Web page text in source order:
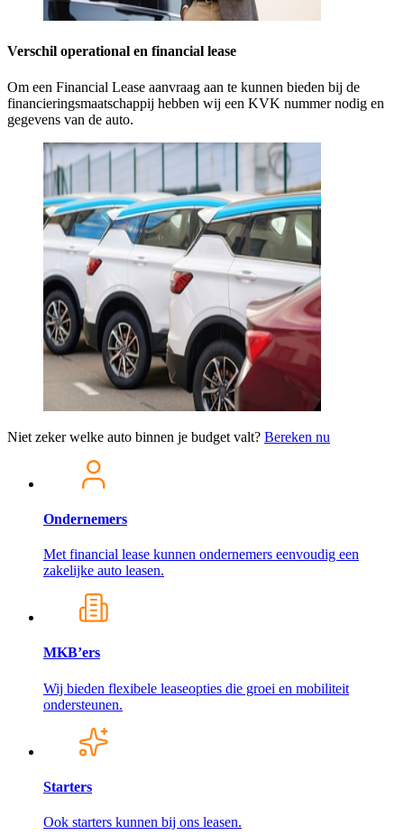
Verschil operational en financial lease
Om een Financial Lease aanvraag aan te kunnen bieden bij de
financieringsmaatschappij hebben wij een KVK nummer nodig en
gegevens van de auto.
Niet zeker welke auto binnen je budget valt? Bereken nu
Ondernemers
Met financial lease kunnen ondernemers eenvoudig een
zakelijke auto leasen.
MKB’ers
Wij bieden flexibele leaseopties die groei en mobiliteit
ondersteunen.
Starters
Ook starters kunnen bij ons leasen.